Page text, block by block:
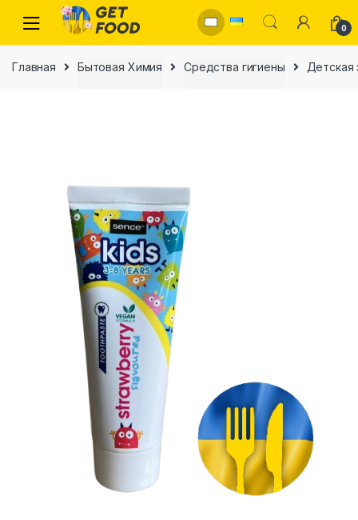
Skip to navigation
Skip to content
0
Главная Бытовая Химия Средства гигиены Детская